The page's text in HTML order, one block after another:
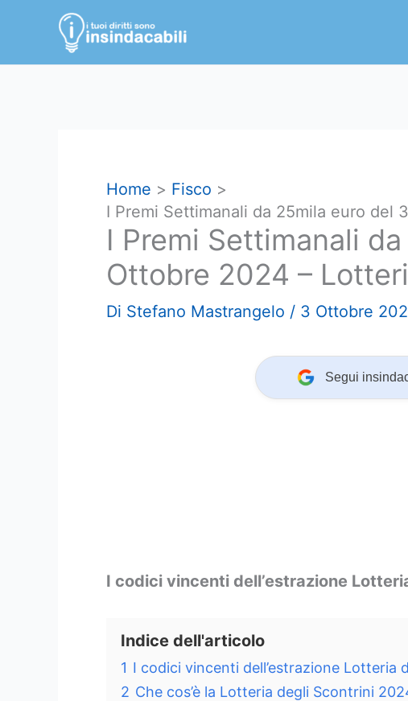
contenuto
Home
Fisco
I Premi Settimanali da 25mila euro del
I Premi Settimanali
Ottobre 2024 –
Di Stefano Mastrangelo / 3 Ottobre
Segui
I codici vincenti dell’estrazione
Indice dell'articolo
1 I codici vincenti dell’estrazione
2 Che cos’è la Lotteria degli Scontrini